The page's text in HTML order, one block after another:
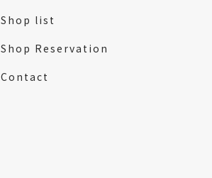
Shop list
Shop Reservation
Contact